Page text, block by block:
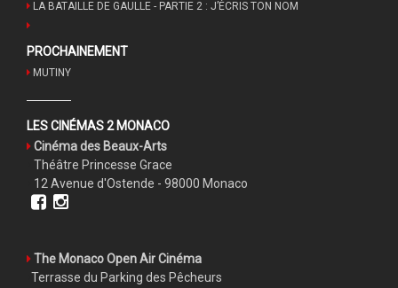
LA BATAILLE DE GAULLE - PARTIE 2 : J’ÉCRIS TON NOM
PROCHAINEMENT
MUTINY
LES CINÉMAS 2 MONACO
Cinéma des Beaux-Arts
Théâtre Princesse Grace
12 Avenue d'Ostende - 98000 Monaco
The Monaco Open Air Cinéma
Terrasse du Parking des Pêcheurs